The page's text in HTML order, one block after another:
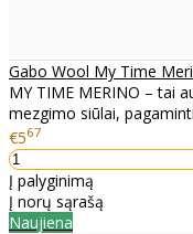
Gabo Wool My Time
MY TIME MERINO – tai
mezgimo siūlai,
€567
Į palyginimą
Į norų sąrašą
Naujiena